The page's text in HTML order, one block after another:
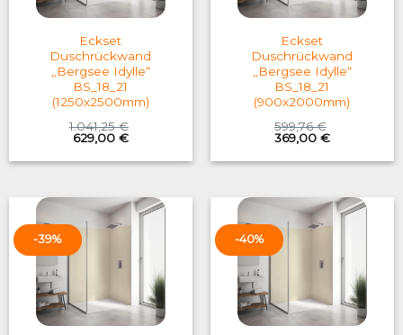
Eckset
Duschrückwand
„Bergsee Idylle“
BS_18_21
(1250x2500mm)
1.041,25€
Original
price
was:
629,00 €Current
is:
Eckset
Duschrückwand
„Bergsee Idylle“
BS_18_21
(900x2000mm)
599,76€
Original
price
was:
369,00 €Current
is:
-39% -40%